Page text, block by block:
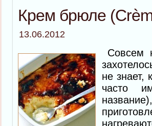
Крем брюле
13.06.2012
Совсем
не знает,
часто